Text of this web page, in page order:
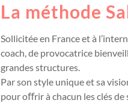
La méthode
Sollicitée en France et à
coach, de provocatrice
grandes structures.
Par son style unique et sa
pour oﬀrir à chacun les clés de